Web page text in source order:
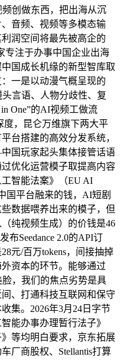
创做东西，把出海从沉
音频、视频等多模态输
润空间将最先被高企的
专注于办事中国企业出海
国成长机缘的新型智库取
一是以动漫气概呈现的
言语、人物分歧性、复
One”的AI视频工做流
，昆仑万维旗下两大平
台搭建的高效分发系统，
国玩家起头集体接管话语
优化运营模子取提高内容
智能法案》（EU AI
国平台融来的钱，AI短剧
数据喂养出来的模子，但
纯视频生成）的价钱是46
布Seedance 2.0的API订
元/百万tokens，间接抽掉
资本的环节。能够通过
，我们的焦点劣势是具
、打通科技互联网和保守
集。2026年3月24日字节
能办事办理暂行法子》
等均明白要求，京东拓展
厂商股权、Stellantis打算